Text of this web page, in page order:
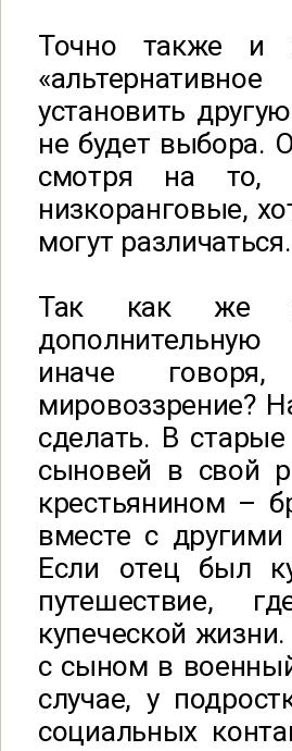
Точно также и
установить
не будет выбора.
смотря на то,
низкоранговые,
могут различаться.
Так как же
иначе
мировоззрение?
сделать. В
сыновей в свой
крестьянином –
вместе с
Если отец был
путешествие,
купеческой
с сыном в
случае, у
социальных